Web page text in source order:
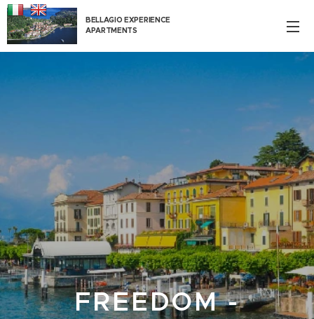
BELLAGIO EXPERIENCE
APARTMENTS
FREEDOM -